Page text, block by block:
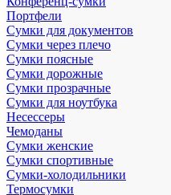
Портфели
Сумки для документов
Сумки через плечо
Сумки поясные
Сумки дорожные
Сумки прозрачные
Сумки для ноутбука
Несессеры
Чемоданы
Сумки женские
Сумки спортивные
Сумки-холодильники
Термосумки